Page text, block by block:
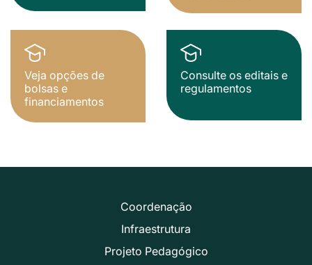
Veja opções de
bolsas e
financiamentos
Consulte os editais e
regulamentos
Coordenação
Infraestrutura
Projeto Pedagógico